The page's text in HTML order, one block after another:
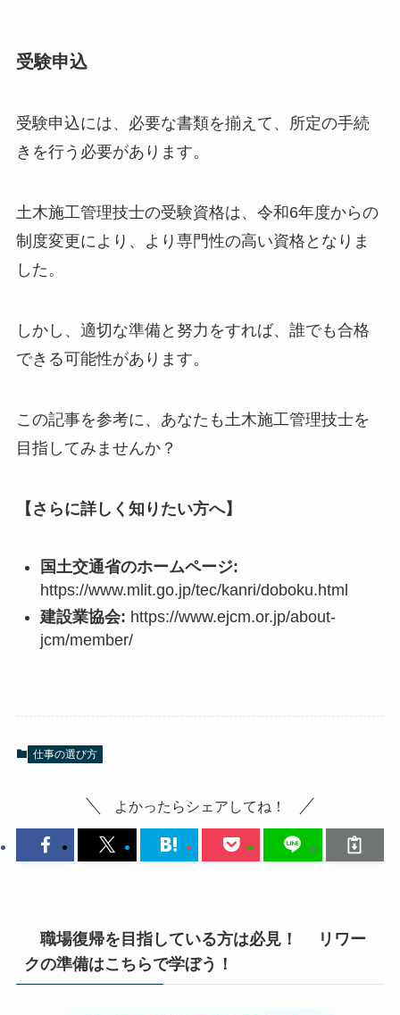
受験申込
受験申込には、必要な書類を揃えて、所定の手続
きを行う必要があります。
土木施工管理技士の受験資格は、令和6年度からの
制度変更により、より専門性の高い資格となりま
した。
しかし、適切な準備と努力をすれば、誰でも合格
できる可能性があります。
この記事を参考に、あなたも土木施工管理技士を
目指してみませんか？
【さらに詳しく知りたい方へ】
国土交通省のホームページ:
https://www.mlit.go.jp/tec/kanri/doboku.html
建設業協会: https://www.ejcm.or.jp/about-
jcm/member/
仕事の選び方
よかったらシェアしてね！
職場復帰を目指している方は必見！ リワー
クの準備はこちらで学ぼう！